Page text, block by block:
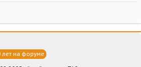
лет на форуме